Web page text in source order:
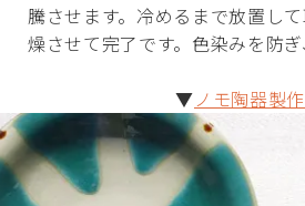
騰させます。冷めるまで放置し
燥させて完了です。色染みを防
▼ ノモ陶器製